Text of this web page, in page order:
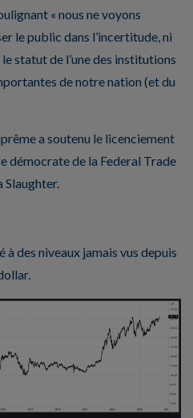
« nous ne voyons
le public dans l’incertitude, ni
statut de l’une des institutions
de notre nation (et du
a soutenu le licenciement
démocrate de la Federal Trade
Slaughter.
à des niveaux jamais vus depuis